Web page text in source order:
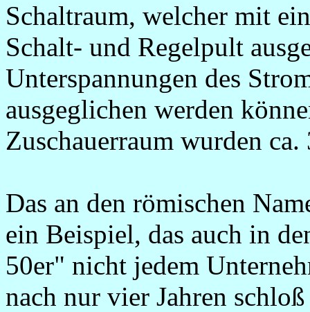
Schaltraum, welcher mit
Schalt- und Regelpult
Unterspannungen des
ausgeglichen werden
Zuschauerraum wurden
Das an den römischen
ein Beispiel, das auch in
50er" nicht jedem
nach nur vier Jahren